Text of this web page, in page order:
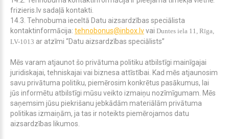
frizieris.lv sadaļā kontakti.
14.3. Tehnobuma ieceltā Datu aizsardzības speciālista
kontaktinformācija: tehnobonus@inbox.lvvai Duntes iela 11, Rīga,
LV-1013 ar atzīmi “Datu aizsardzības speciālists”
Mēs varam atjaunot šo privātuma politiku atbilstīgi mainīgajai
juridiskajai, tehniskajai vai biznesa attīstībai. Kad mēs atjaunosim
savu privātuma politiku, piemērosim konkrētus pasākumus, lai
jūs informētu atbilstīgi mūsu veikto izmaiņu nozīmīgumam. Mēs
saņemsim jūsu piekrišanu jebkādām materiālām privātuma
politikas izmaiņām, ja tas ir noteikts piemērojamos datu
aizsardzības likumos.